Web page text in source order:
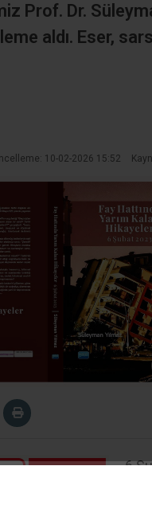
Prof. Dr.
aldı. Eser,
10-02-2026 15:52
6